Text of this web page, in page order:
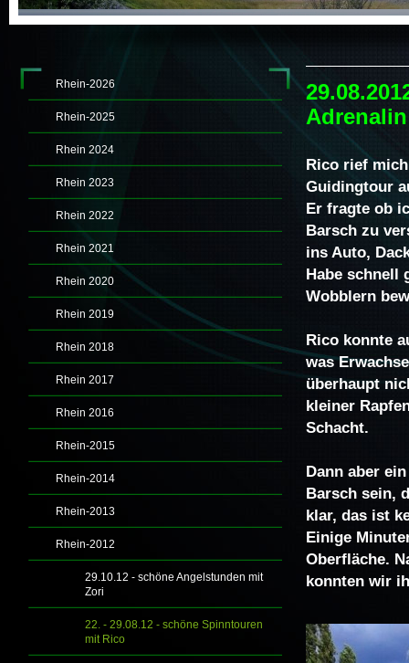
Rhein-2026
Rhein-2025
Rhein 2024
Rhein 2023
Rhein 2022
Rhein 2021
Rhein 2020
Rhein 2019
Rhein 2018
Rhein 2017
Rhein 2016
Rhein-2015
Rhein-2014
Rhein-2013
Rhein-2012
29.10.12 - schöne Angelstunden mit
Zori
22. - 29.08.12 - schöne Spinntouren
mit Rico
Rico rief
Guidingtour
Er fragte ob
Barsch zu
ins Auto,
Habe schnell
Wobblern
Rico konnte
was
überhaupt
kleiner
Schacht.
Dann aber
Barsch sein,
klar, das ist
Einige
Oberfläche.
konnten wir